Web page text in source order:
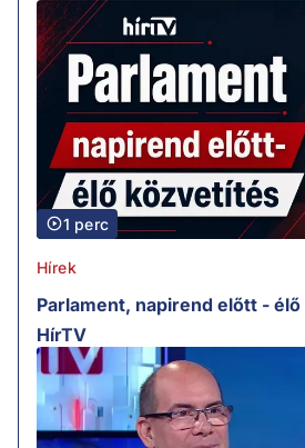
1 perc
Hírek
Parlament, napirend előtt -
HírTV